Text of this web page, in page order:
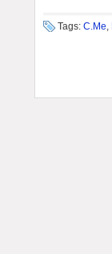
Tags: C.Me,